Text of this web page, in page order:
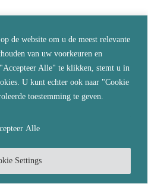
de website om u de meest relevante
van uw voorkeuren en
Alle" te klikken, stemt u in
U kunt echter ook naar "Cookie
toestemming te geven.
Settings
Alle
aan….en is zelf eveneens niet
me laten uitschrijven bij ri vm.
personen, dus voorwerpen..) nu